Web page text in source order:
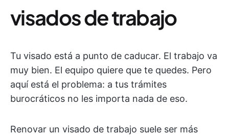
visados de trabajo
Tu visado está a punto de caducar. El trabajo va
muy bien. El equipo quiere que te quedes. Pero
aquí está el problema: a tus trámites
burocráticos no les importa nada de eso.
Renovar un visado de trabajo suele ser más